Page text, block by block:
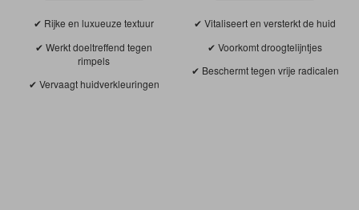
Rijke en luxueuze textuur
Werkt doeltreffend tegen
rimpels
Vervaagt huidverkleuringen
Vitaliseert en versterkt de huid
Voorkomt droogtelijntjes
Beschermt tegen vrije radicalen